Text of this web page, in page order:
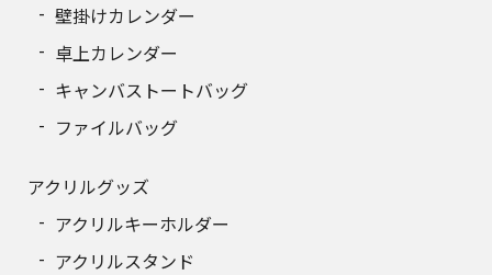
400壁掛けカレンダー
卓上カレンダー
キャンバストートバッグ
ファイルバッグ
アクリルグッズ
アクリルキーホルダー
アクリルスタンド